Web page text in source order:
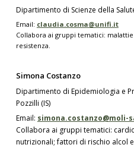
Dipartimento di Scienze della
Email: claudia.cosma@unifi.it
Collabora ai gruppi tematici:
resistenza.
Simona Costanzo
Dipartimento di Epidemiologia e
Pozzilli (IS)
Email: simona.costanzo@moli-
Collabora ai gruppi tematici:
nutrizionali; fattori di rischio alcol